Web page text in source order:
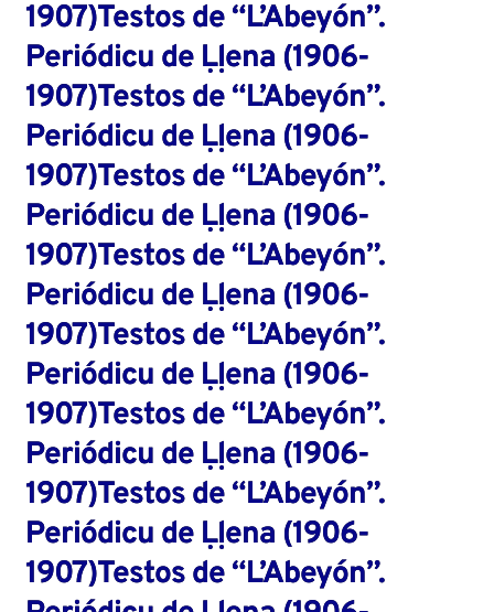
1907)Testos de “L’Abeyón”.
Periódicu de Ḷḷena (1906-
1907)Testos de “L’Abeyón”.
Periódicu de Ḷḷena (1906-
1907)Testos de “L’Abeyón”.
Periódicu de Ḷḷena (1906-
1907)Testos de “L’Abeyón”.
Periódicu de Ḷḷena (1906-
1907)Testos de “L’Abeyón”.
Periódicu de Ḷḷena (1906-
1907)Testos de “L’Abeyón”.
Periódicu de Ḷḷena (1906-
1907)Testos de “L’Abeyón”.
Periódicu de Ḷḷena (1906-
1907)Testos de “L’Abeyón”.